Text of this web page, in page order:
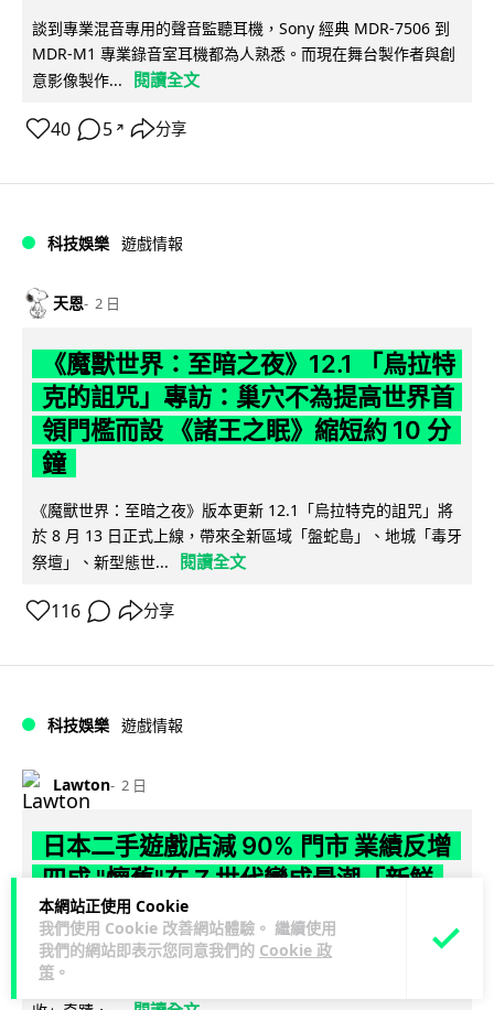
本網站正使用 Cookie
我們使用 Cookie 改善網站體驗。 繼續使用
我們的網站即表示您同意我們的 Cookie 政
策 。
談到專業混音專用的聲音監聽耳機，Sony 經典 MDR-7506 到
MDR-M1 專業錄音室耳機都為人熟悉。而現在舞台製作者與創
意影像製作...
閱讀全文
40 5 ↗ 分享
科技娛樂 遊戲情報
天恩 2 日
《魔獸世界：至暗之夜》12.1 「烏拉特
克的詛咒」專訪：巢穴不為提高世界首
領門檻而設 《諸王之眠》縮短約 10 分
鐘
《魔獸世界：至暗之夜》版本更新 12.1「烏拉特克的詛咒」將
於 8 月 13 日正式上線，帶來全新區域「盤蛇島」、地城「毒牙
祭壇」、新型態世...
閱讀全文
116 分享
科技娛樂 遊戲情報
Lawton 2 日
日本二手遊戲店減 90% 門市 業績反增
四成 "懷舊"在 Z 世代變成最潮「新鮮
感」
日本零售巨頭 GEO 將懷舊遊戲銷售門市從 1,000 間大幅減至
99 間，但銷售額卻不降反升至過往的 1.4 倍。做到「減店增